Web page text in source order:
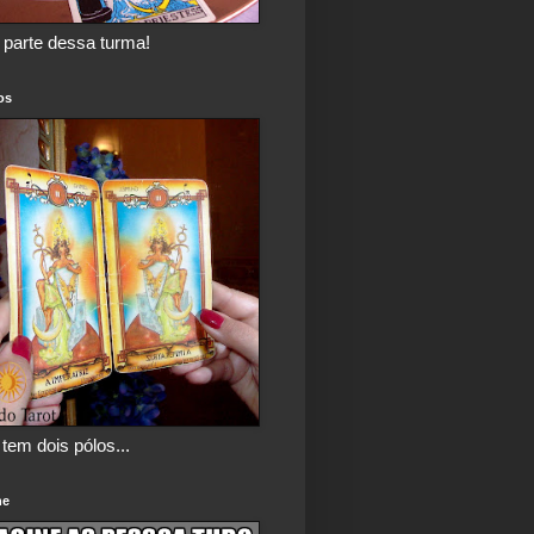
dessa turma!
dois pólos...